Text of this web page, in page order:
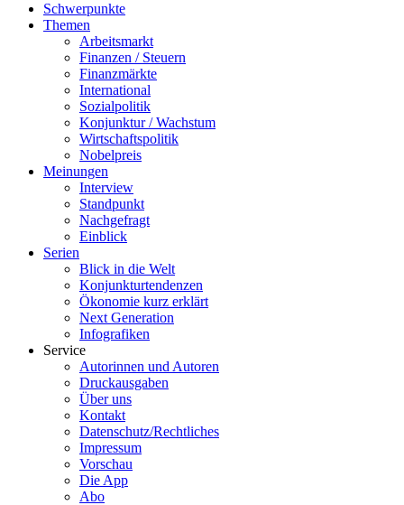
Schwerpunkte
Themen
Arbeitsmarkt
Finanzen / Steuern
Finanzmärkte
International
Sozialpolitik
Konjunktur / Wachstum
Wirtschaftspolitik
Nobelpreis
Meinungen
Interview
Standpunkt
Nachgefragt
Einblick
Serien
Blick in die Welt
Konjunkturtendenzen
Ökonomie kurz erklärt
Next Generation
Infografiken
Service
Autorinnen und Autoren
Druckausgaben
Über uns
Kontakt
Datenschutz/Rechtliches
Impressum
Vorschau
Die App
Abo